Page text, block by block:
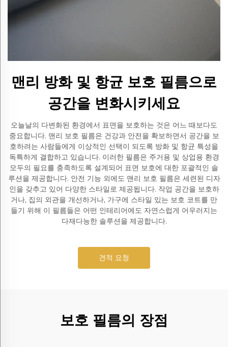
맨리 방화 및 항균 보호 필름으로
공간을 변화시키세요
오늘날의 다변화된 환경에서 표면을 보호하는 것은 어느 때보다도
중요합니다. 맨리 보호 필름은 건강과 안전을 확보하면서 공간을 보
호하려는 사람들에게 이상적인 선택이 되도록 방화 및 항균 특성을
독특하게 결합하고 있습니다. 이러한 필름은 주거용 및 상업용 환경
모두의 필요를 충족하도록 설계되어 표면 보호에 대한 포괄적인 솔
루션을 제공합니다. 안전 기능 외에도 맨리 보호 필름은 세련된 디자
인을 갖추고 있어 다양한 스타일로 제공됩니다. 작업 공간을 보호하
거나, 집의 외관을 개선하거나, 가구에 스타일 있는 보호 코트를 만
들기 위해 이 필름들은 어떤 인테리어에도 자연스럽게 어우러지는
다재다능한 솔루션을 제공합니다.
견적 요청
보호 필름의 장점